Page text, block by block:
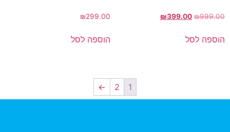
₪999.00
₪399.00
הוספה לסל
₪299.00
הוספה לסל
1
2
←